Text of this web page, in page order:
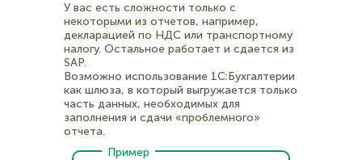
У вас есть сложности только с
некоторыми из отчетов, например,
декларацией по НДС или транспортному
налогу. Остальное работает и сдается из
SAP.
Возможно использование 1С:Бухгалтерии
как шлюза, в который выгружается только
часть данных, необходимых для
заполнения и сдачи «проблемного»
отчета.
Пример